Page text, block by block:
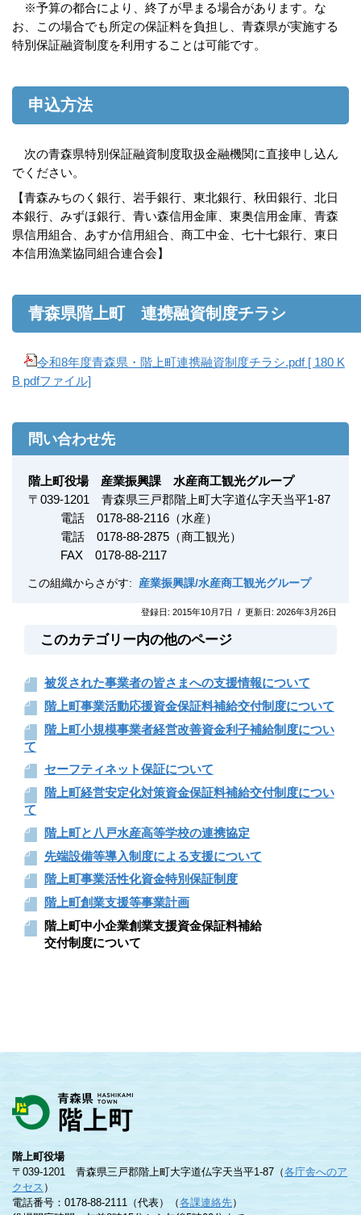
※予算の都合により、終了が早まる場合があります。な
お、この場合でも所定の保証料を負担し、青森県が実施する
特別保証融資制度を利用することは可能です。
申込方法
次の青森県特別保証融資制度取扱金融機関に直接申し込ん
でください。
【青森みちのく銀行、岩手銀行、東北銀行、秋田銀行、北日
本銀行、みずほ銀行、青い森信用金庫、東奥信用金庫、青森
県信用組合、あすか信用組合、商工中金、七十七銀行、東日
本信用漁業協同組合連合会】
青森県階上町 連携融資制度チラシ
令和8年度青森県・階上町連携融資制度チラシ.pdf [ 180 K
B pdfファイル]
問い合わせ先
階上町役場 産業振興課 水産商工観光グループ
〒 039-1201
青森県三戸郡階上町大字道仏字天当平1-87
電話 0178-88-2116（水産）
電話 0178-88-2875（商工観光）
FAX 0178-88-2117
この組織からさがす: 産業振興課/水産商工観光グループ
登録日: 2015年10月7日 / 更新日: 2026年3月26日
このカテゴリー内の他のページ
被災された事業者の皆さまへの支援情報について
階上町事業活動応援資金保証料補給交付制度について
階上町小規模事業者経営改善資金利子補給制度につい
て
セーフティネット保証について
階上町経営安定化対策資金保証料補給交付制度につい
て
階上町と八戸水産高等学校の連携協定
先端設備等導入制度による支援について
階上町事業活性化資金特別保証制度
階上町創業支援等事業計画
階上町中小企業創業支援資金保証料補給
交付制度について
階上町役場
〒039-1201 青森県三戸郡階上町大字道仏字天当平1-87（各庁舎へのア
クセス ）
電話番号：0178-88-2111（代表）（各課連絡先）